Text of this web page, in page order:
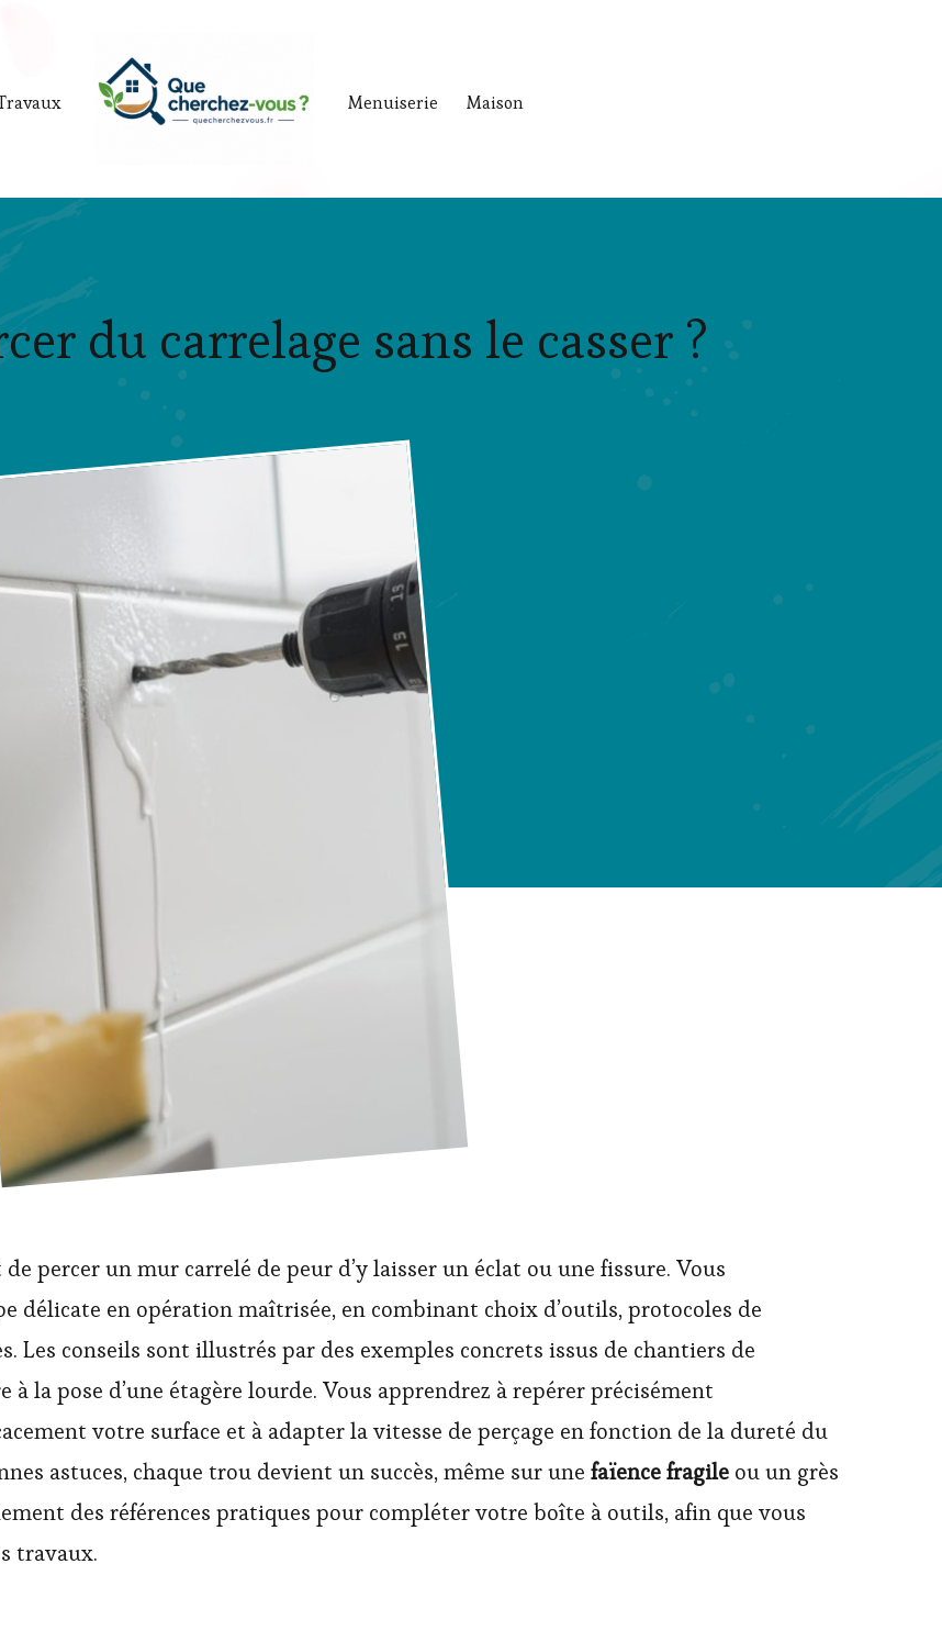
Menuiserie Maison
du carrelage sans le casser ?
percer un mur carrelé de peur d’y laisser un éclat ou une fissure. Vous
délicate en opération maîtrisée, en combinant choix d’outils, protocoles de
Les conseils sont illustrés par des exemples concrets issus de chantiers de
la pose d’une étagère lourde. Vous apprendrez à repérer précisément
votre surface et à adapter la vitesse de perçage en fonction de la dureté du
astuces, chaque trou devient un succès, même sur une faïence fragile ou un grès
des références pratiques pour compléter votre boîte à outils, afin que vous
travaux.